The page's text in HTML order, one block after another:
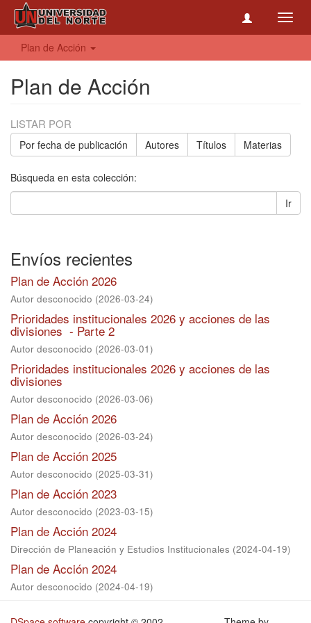
Plan de Acción
Plan de Acción
LISTAR POR
Por fecha de publicación Autores Títulos Materias
Búsqueda en esta colección:
Ir
Envíos recientes
Plan de Acción 2026
Autor desconocido (2026-03-24)
Prioridades institucionales 2026 y acciones de las
divisiones - Parte 2
Autor desconocido (2026-03-01)
Prioridades institucionales 2026 y acciones de las
divisiones
Autor desconocido (2026-03-06)
Plan de Acción 2026
Autor desconocido (2026-03-24)
Plan de Acción 2025
Autor desconocido (2025-03-31)
Plan de Acción 2023
Autor desconocido (2023-03-15)
Plan de Acción 2024
Dirección de Planeación y Estudios Institucionales (2024-04-19)
Plan de Acción 2024
Autor desconocido (2024-04-19)